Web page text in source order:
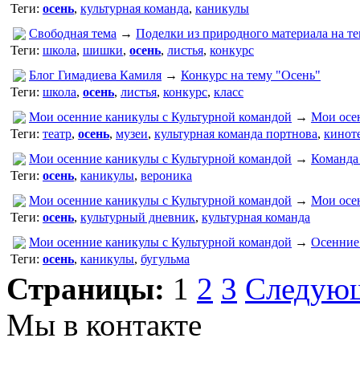
Теги: осень, культурная команда, каникулы
Свободная тема → Поделки из природного материала на
Теги: школа, шишки, осень, листья, конкурс
Блог Гимадиева Камиля → Конкурс на тему "Осень"
Теги: школа, осень, листья, конкурс, класс
Мои осенние каникулы с Культурной командой → Мои
Теги: театр, осень, музеи, культурная команда портнова,
Мои осенние каникулы с Культурной командой →
Теги: осень, каникулы, вероника
Мои осенние каникулы с Культурной командой → Мои
Теги: осень, культурный дневник, культурная команда
Мои осенние каникулы с Культурной командой →
Теги: осень, каникулы, бугульма
Страницы: 1 2 3
Мы в контакте